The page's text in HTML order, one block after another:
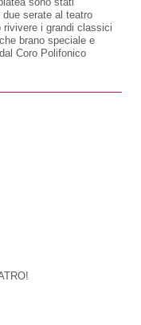
serate al teatro
rivivere i grandi classici
brano speciale e
Coro Polifonico